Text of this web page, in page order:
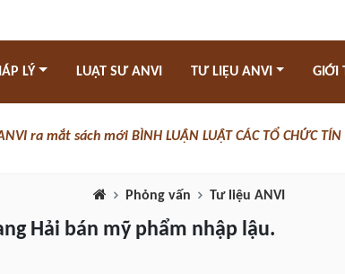
LÝ LUẬT SƯ ANVI TƯ LIỆU ANVI GIỚI
ra mắt sách mới BÌNH LUẬN LUẬT CÁC TỔ CHỨC TÍN
Phỏng vấn Tư liệu ANVI
Hải bán mỹ phẩm nhập lậu.